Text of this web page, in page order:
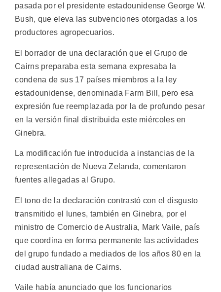
pasada por el presidente estadounidense George W.
Bush, que eleva las subvenciones otorgadas a los
productores agropecuarios.
El borrador de una declaración que el Grupo de
Cairns preparaba esta semana expresaba la
condena de sus 17 países miembros a la ley
estadounidense, denominada Farm Bill, pero esa
expresión fue reemplazada por la de profundo pesar
en la versión final distribuida este miércoles en
Ginebra.
La modificación fue introducida a instancias de la
representación de Nueva Zelanda, comentaron
fuentes allegadas al Grupo.
El tono de la declaración contrastó con el disgusto
transmitido el lunes, también en Ginebra, por el
ministro de Comercio de Australia, Mark Vaile, país
que coordina en forma permanente las actividades
del grupo fundado a mediados de los años 80 en la
ciudad australiana de Cairns.
Vaile había anunciado que los funcionarios